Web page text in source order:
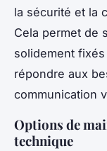
la sécurité et la
Cela permet de
solidement
répondre aux
communication
Options de
technique